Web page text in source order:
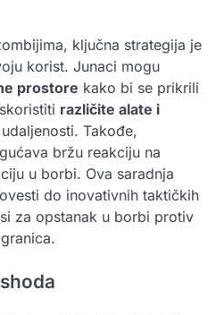
ključna strategija je
korist. Junaci mogu
prostore kako bi se prikrili
različite alate i
Takođe,
bržu reakciju na
u borbi. Ova saradnja
do inovativnih taktičkih
za opstanak u borbi protiv